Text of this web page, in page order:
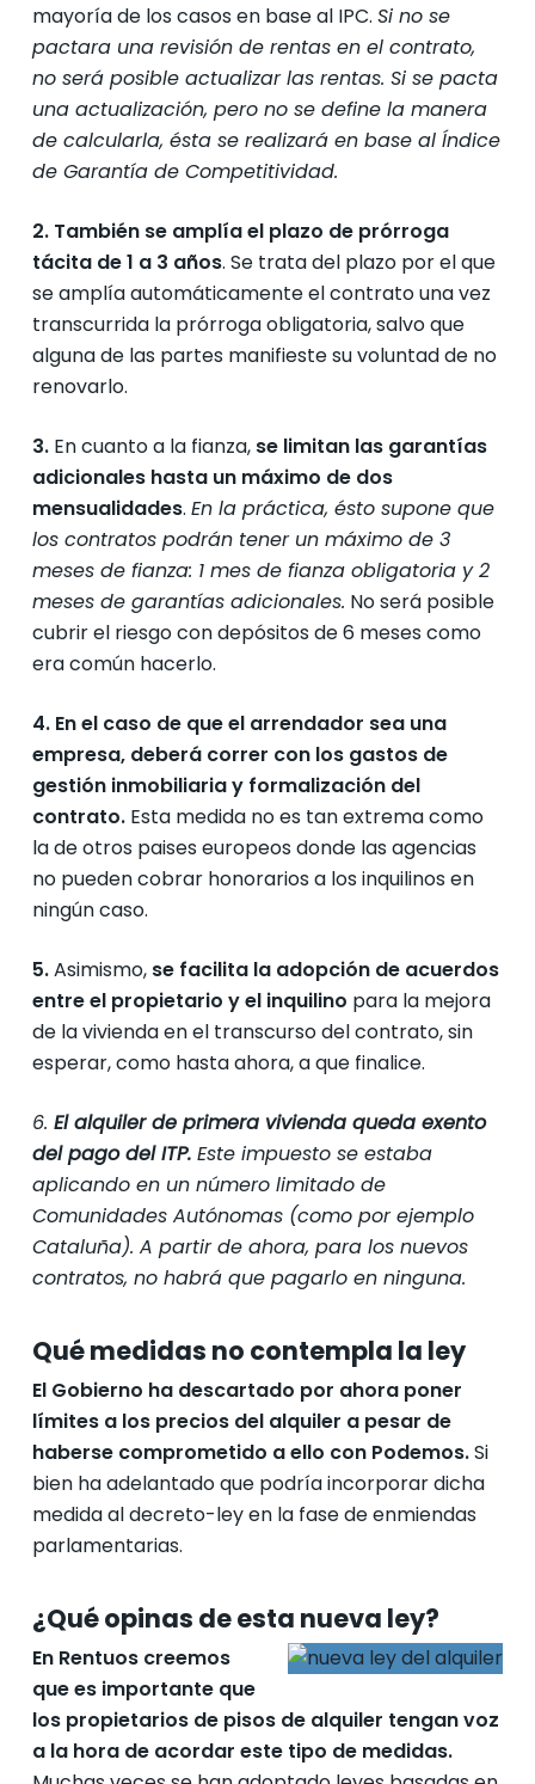
mayoría de los casos en base al IPC. Si no se
pactara una revisión de rentas en el contrato,
no será posible actualizar las rentas. Si se pacta
una actualización, pero no se define la manera
de calcularla, ésta se realizará en base al Índice
de Garantía de Competitividad.
2. También se amplía el plazo de prórroga
tácita de 1 a 3 años. Se trata del plazo por el que
se amplía automáticamente el contrato una vez
transcurrida la prórroga obligatoria, salvo que
alguna de las partes manifieste su voluntad de no
renovarlo.
3.En cuanto a la fianza, se limitan las garantías
adicionales hasta un máximo de dos
mensualidades. En la práctica, ésto supone que
los contratos podrán tener un máximo de 3
meses de fianza: 1 mes de fianza obligatoria y 2
meses de garantías adicionales. No será posible
cubrir el riesgo con depósitos de 6 meses como
era común hacerlo.
4. En el caso de que el arrendador sea una
empresa, deberá correr con los gastos de
gestión inmobiliaria y formalización del
contrato.Esta medida no es tan extrema como
la de otros paises europeos donde las agencias
no pueden cobrar honorarios a los inquilinos en
ningún caso.
5.Asimismo, se facilita la adopción de acuerdos
entre el propietario y el inquilino para la mejora
de la vivienda en el transcurso del contrato, sin
esperar, como hasta ahora, a que finalice.
6. El alquiler de primera vivienda queda exento
del pago del ITP.Este impuesto se estaba
aplicando en un número limitado de
Comunidades Autónomas (como por ejemplo
Cataluña). A partir de ahora, para los nuevos
contratos, no habrá que pagarlo en ninguna.
Qué medidas no contempla la ley
El Gobierno ha descartado por ahora poner
límites a los precios del alquiler a pesar de
haberse comprometido a ello con Podemos.Si
bien ha adelantado que podría incorporar dicha
medida al decreto-ley en la fase de enmiendas
parlamentarias.
¿Qué opinas de esta nueva ley?
En Rentuos creemos
que es importante que
los propietarios de pisos de alquiler tengan voz
a la hora de acordar este tipo de medidas.